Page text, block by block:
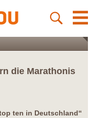
die Marathonis
ten in Deutschland“